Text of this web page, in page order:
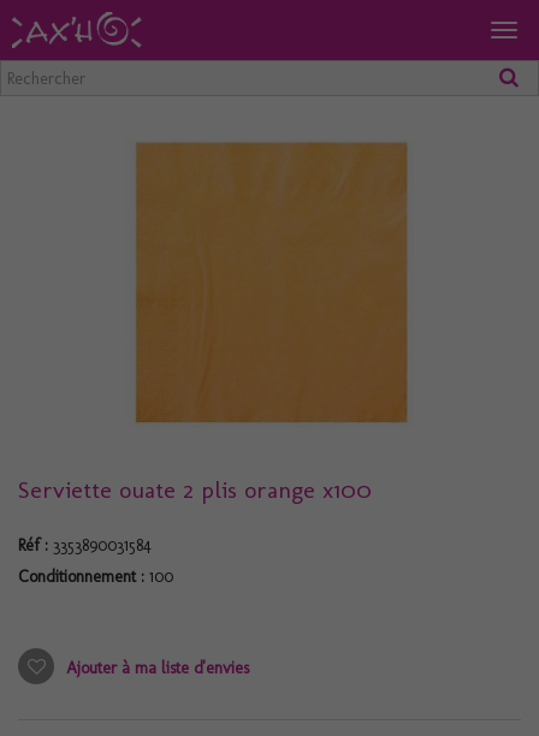
Serviette ouate 2 plis orange x100
Réf : 3353890031584
Conditionnement : 100
Ajouter à ma liste d'envies